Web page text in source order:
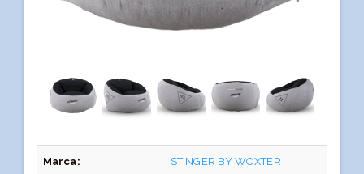
Marca: STINGER BY WOXTER